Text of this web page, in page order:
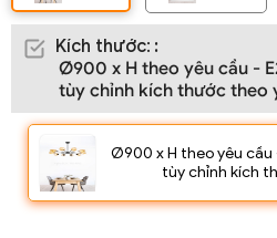
Kích thước: :
Ø900 x H theo yêu cầu -
tùy chỉnh kích thước theo
Ø900 x H theo yêu cầu
tùy chỉnh kích